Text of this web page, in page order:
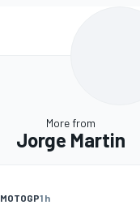
More from
Jorge Martin
MOTOGP1 h